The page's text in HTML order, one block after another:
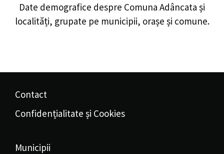
Date demografice despre Comuna Adâncata și
localități, grupate pe municipii, orașe și comune.
Contact
Confidențialitate și Cookies
Municipii